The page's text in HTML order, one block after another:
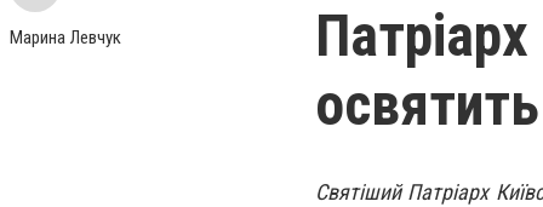
Марина Левчук
Святіший Патріарх